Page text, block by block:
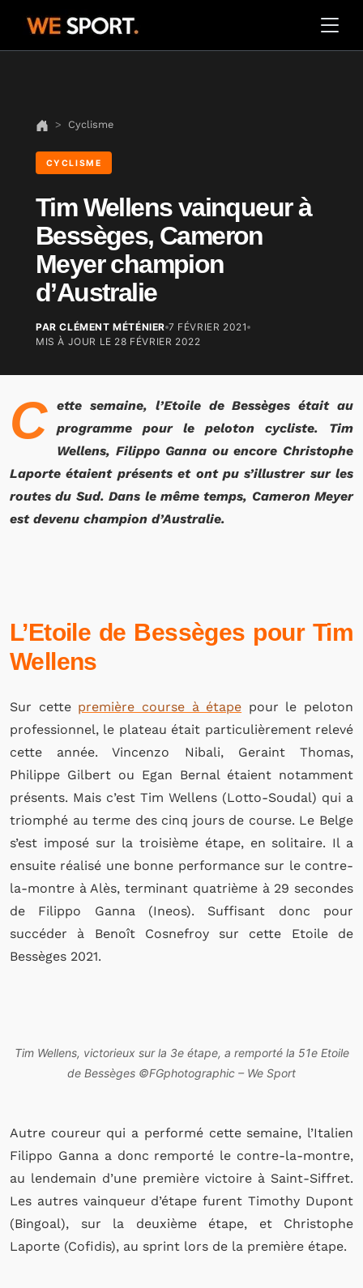
Cyclisme
CYCLISME
Tim Wellens vainqueur à
Bessèges, Cameron
Meyer champion
d’Australie
PAR CLÉMENT MÉTÉNIER 7 FÉVRIER 2021
MIS À JOUR LE 28 FÉVRIER 2022
C
ette semaine, l’Etoile de Bessèges était au
programme pour le peloton cycliste. Tim
Wellens, Filippo Ganna ou encore Christophe
Laporte étaient présents et ont pu s’illustrer sur les
routes du Sud. Dans le même temps, Cameron Meyer
est devenu champion d’Australie.
L’Etoile de Bessèges pour Tim
Wellens
Sur cette première course à étape pour le peloton
professionnel, le plateau était particulièrement relevé
cette année. Vincenzo Nibali, Geraint Thomas,
Philippe Gilbert ou Egan Bernal étaient notamment
présents. Mais c’est Tim Wellens (Lotto-Soudal) qui a
triomphé au terme des cinq jours de course. Le Belge
s’est imposé sur la troisième étape, en solitaire. Il a
ensuite réalisé une bonne performance sur le contre-
la-montre à Alès, terminant quatrième à 29 secondes
de Filippo Ganna (Ineos). Suffisant donc pour
succéder à Benoît Cosnefroy sur cette Etoile de
Bessèges 2021.
Tim Wellens, victorieux sur la 3e étape, a remporté la 51e Etoile
de Bessèges ©FGphotographic – We Sport
Autre coureur qui a performé cette semaine, l’Italien
Filippo Ganna a donc remporté le contre-la-montre,
au lendemain d’une première victoire à Saint-Siffret.
Les autres vainqueur d’étape furent Timothy Dupont
(Bingoal), sur la deuxième étape, et Christophe
Laporte (Cofidis), au sprint lors de la première étape.